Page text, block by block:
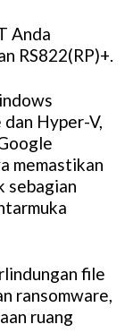
Anda
RS822(RP)+.
Hyper-V,
memastikan
sebagian
file
ransomware,
ruang